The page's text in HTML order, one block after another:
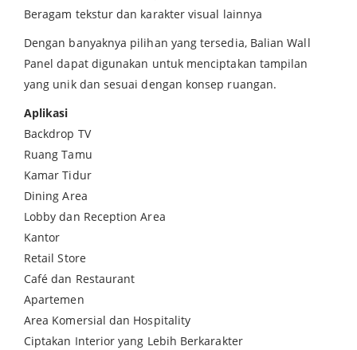
Beragam tekstur dan karakter visual lainnya
Dengan banyaknya pilihan yang tersedia, Balian Wall
Panel dapat digunakan untuk menciptakan tampilan
yang unik dan sesuai dengan konsep ruangan.
Aplikasi
Backdrop TV
Ruang Tamu
Kamar Tidur
Dining Area
Lobby dan Reception Area
Kantor
Retail Store
Café dan Restaurant
Apartemen
Area Komersial dan Hospitality
Ciptakan Interior yang Lebih Berkarakter